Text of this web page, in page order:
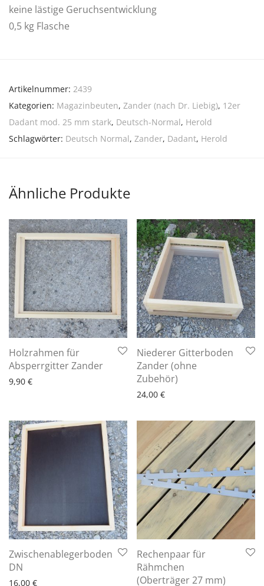
keine lästige Geruchsentwicklung
0,5 kg Flasche
Artikelnummer: 2439
Kategorien: Magazinbeuten, Zander (nach Dr. Liebig), 12er
Dadant mod. 25 mm stark, Deutsch-Normal, Herold
Schlagwörter: Deutsch Normal, Zander, Dadant, Herold
Ähnliche Produkte
Holzrahmen für
Absperrgitter Zander
9,90 €
6 - 10 Arbeitstage
Niederer Gitterboden
Zander (ohne
Zubehör)
24,00 €
6 - 10 Arbeitstage
Zwischenablegerboden
DN
16,00 €
6 - 10 Arbeitstage
Rechenpaar für
Rähmchen
(Oberträger 27 mm)